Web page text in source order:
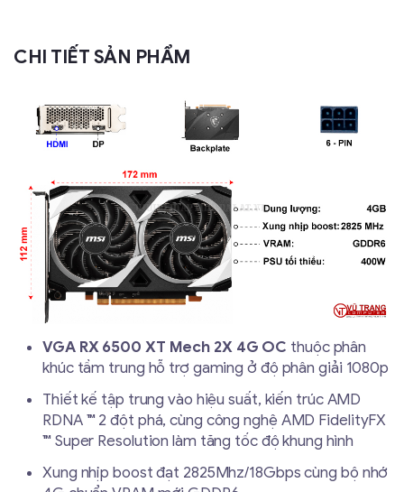
CHI TIẾT SẢN PHẨM
VGA RX 6500 XT Mech 2X 4G OC thuộc phân
khúc tầm trung hỗ trợ gaming ở độ phân giải 1080p
Thiết kế tập trung vào hiệu suất, kiến ​​trúc AMD
RDNA ™ 2 đột phá, cùng công nghệ AMD FidelityFX
™ Super Resolution làm tăng tốc độ khung hình
Xung nhịp boost đạt 2825Mhz/18Gbps cùng bộ nhớ